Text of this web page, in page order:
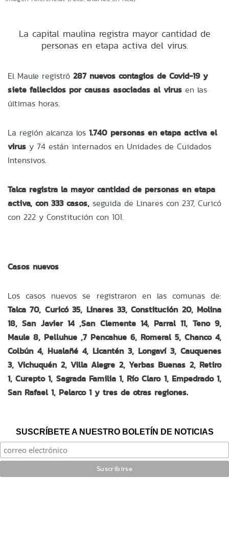
La capital maulina registra mayor cantidad de
personas en etapa activa del virus.
El Maule registró 287 nuevos contagios de Covid-19 y
siete fallecidos por causas asociadas al virus en las
últimas horas.
La región alcanza los 1.740 personas en etapa activa el
virus y 74 están internados en Unidades de Cuidados
Intensivos.
Talca registra la mayor cantidad de personas en etapa
activa, con 333 casos, seguida de Linares con 237, Curicó
con 222 y Constitución con 101.
Casos nuevos
Los casos nuevos se registraron en las comunas de:
Talca 70, Curicó 35, Linares 33, Constitución 20, Molina
18, San Javier 14 ,San Clemente 14, Parral 11, Teno 9,
Maule 8, Pelluhue ,7 Pencahue 6, Romeral 5, Chanco 4,
Colbún 4, Hualañé 4, Licantén 3, Longaví 3, Cauquenes
3, Vichuquén 2, Villa Alegre 2, Yerbas Buenas 2, Retiro
1, Curepto 1, Sagrada Familia 1, Río Claro 1, Empedrado 1,
San Rafael 1, Pelarco 1 y tres de otras regiones.
SUSCRÍBETE A NUESTRO BOLETÍN DE NOTICIAS